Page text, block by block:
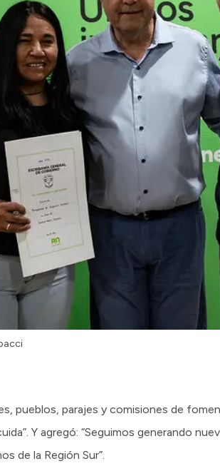
pueblos, parajes y comisiones de
Y agregó: “Seguimos generando
de la Región Sur”.